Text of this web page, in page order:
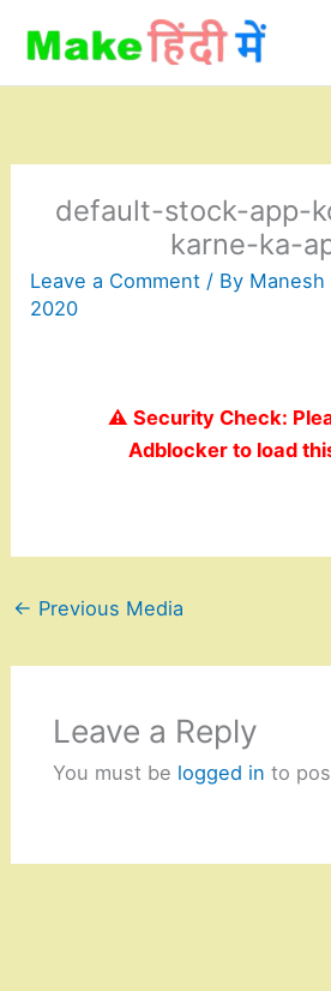
content
default-stock-app-
karne-ka-
Leave a Comment / By Manesh
2020
⚠️ Security Check:
Adblocker to load
← Previous Media
Leave a Reply
You must be logged in to